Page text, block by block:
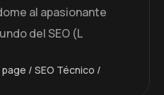
al apasionante
del SEO (L
page SEO Técnico